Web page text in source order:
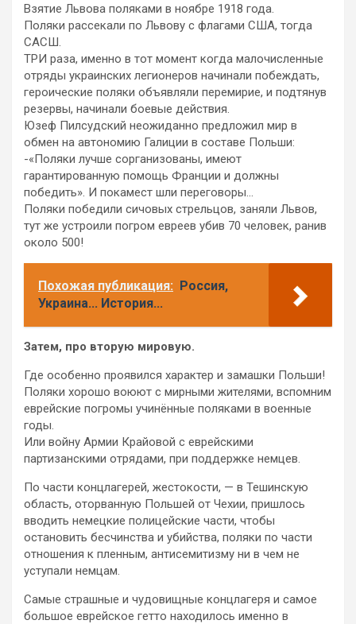
Взятие Львова поляками в ноябре 1918 года.
Поляки рассекали по Львову с флагами США, тогда
САСШ.
ТРИ раза, именно в тот момент когда малочисленные
отряды украинских легионеров начинали побеждать,
героические поляки объявляли перемирие, и подтянув
резервы, начинали боевые действия.
Юзеф Пилсудский неожиданно предложил мир в
обмен на автономию Галиции в составе Польши:
-«Поляки лучше сорганизованы, имеют
гарантированную помощь Франции и должны
победить». И покамест шли переговоры…
Поляки победили сичовых стрельцов, заняли Львов,
тут же устроили погром евреев убив 70 человек, ранив
около 500!
Похожая публикация: Россия,
Украина... История...
Затем, про вторую мировую.
Где особенно проявился характер и замашки Польши!
Поляки хорошо воюют с мирными жителями, вспомним
еврейские погромы учинённые поляками в военные
годы.
Или войну Армии Крайовой с еврейскими
партизанскими отрядами, при поддержке немцев.
По части концлагерей, жестокости, — в Тешинскую
область, оторванную Польшей от Чехии, пришлось
вводить немецкие полицейские части, чтобы
остановить бесчинства и убийства, поляки по части
отношения к пленным, антисемитизму ни в чем не
уступали немцам.
Самые страшные и чудовищные концлагеря и самое
большое еврейское гетто находилось именно в